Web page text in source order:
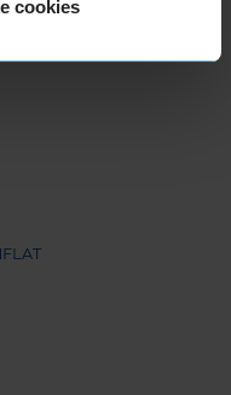
cookies